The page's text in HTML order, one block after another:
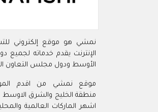
نمشي هو موقع إلكتروني
الإنترنت يقدم خدماته لجميع
الأوسط ودول مجلس التعاون
موقع نمشي من اقدم
منطقة الخليج والشرق الاوسط
اشهر الماركات العالمية